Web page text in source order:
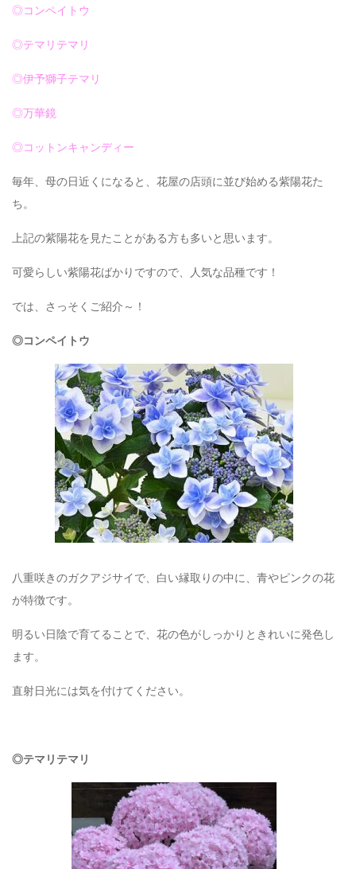
◎コンペイトウ
◎テマリテマリ
◎伊予獅子テマリ
◎万華鏡
◎コットンキャンディー
毎年、母の日近くになると、花屋の店頭に並び始める紫陽花た
ち。
上記の紫陽花を見たことがある方も多いと思います。
可愛らしい紫陽花ばかりですので、人気な品種です！
では、さっそくご紹介～！
◎コンペイトウ
八重咲きのガクアジサイで、白い縁取りの中に、青やピンクの花
が特徴です。
明るい日陰で育てることで、花の色がしっかりときれいに発色し
ます。
直射日光には気を付けてください。
◎テマリテマリ